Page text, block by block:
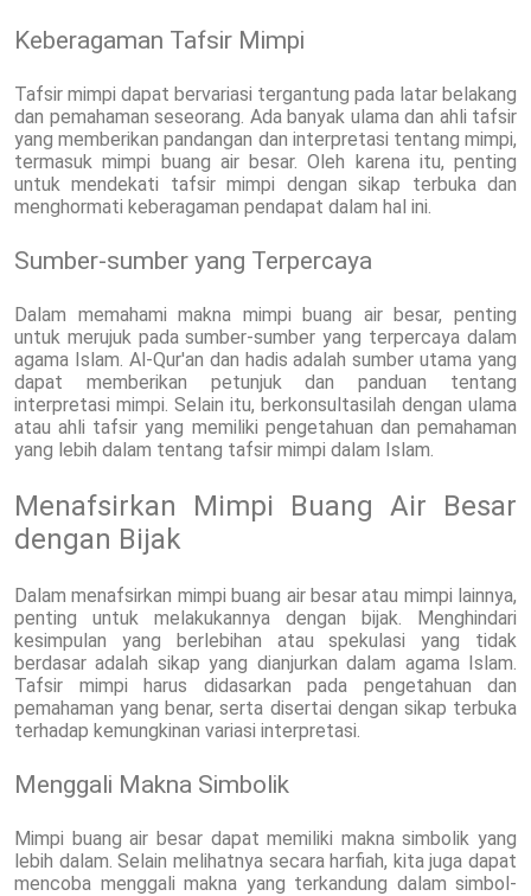
Keberagaman Tafsir Mimpi
Tafsir mimpi dapat bervariasi tergantung pada latar belakang
dan pemahaman seseorang. Ada banyak ulama dan ahli tafsir
yang memberikan pandangan dan interpretasi tentang mimpi,
termasuk mimpi buang air besar. Oleh karena itu, penting
untuk mendekati tafsir mimpi dengan sikap terbuka dan
menghormati keberagaman pendapat dalam hal ini.
Sumber-sumber yang Terpercaya
Dalam memahami makna mimpi buang air besar, penting
untuk merujuk pada sumber-sumber yang terpercaya dalam
agama Islam. Al-Qur'an dan hadis adalah sumber utama yang
dapat memberikan petunjuk dan panduan tentang
interpretasi mimpi. Selain itu, berkonsultasilah dengan ulama
atau ahli tafsir yang memiliki pengetahuan dan pemahaman
yang lebih dalam tentang tafsir mimpi dalam Islam.
Menafsirkan Mimpi Buang Air Besar
dengan Bijak
Dalam menafsirkan mimpi buang air besar atau mimpi lainnya,
penting untuk melakukannya dengan bijak. Menghindari
kesimpulan yang berlebihan atau spekulasi yang tidak
berdasar adalah sikap yang dianjurkan dalam agama Islam.
Tafsir mimpi harus didasarkan pada pengetahuan dan
pemahaman yang benar, serta disertai dengan sikap terbuka
terhadap kemungkinan variasi interpretasi.
Menggali Makna Simbolik
Mimpi buang air besar dapat memiliki makna simbolik yang
lebih dalam. Selain melihatnya secara harfiah, kita juga dapat
mencoba menggali makna yang terkandung dalam simbol-